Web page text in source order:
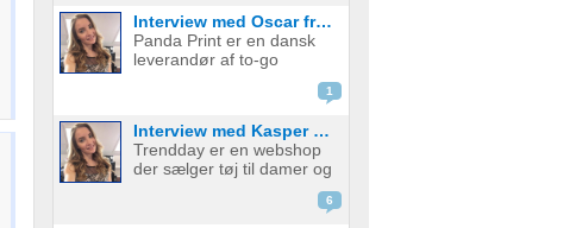
ved at være der, lige ved
at have gennemført
signup, men hvad nu? Jeg
Interview med Oscar fra Panda Print
Panda Print er en dansk
leverandør af to-go
emballage - med og uden
print. Firmaet startede i år
papkrus med tryk, men
har siden udvidet
sortimentet og tilbyder nu
1
Interview med Kasper fra Trendday
Trendday er en webshop
der sælger tøj til damer og
6